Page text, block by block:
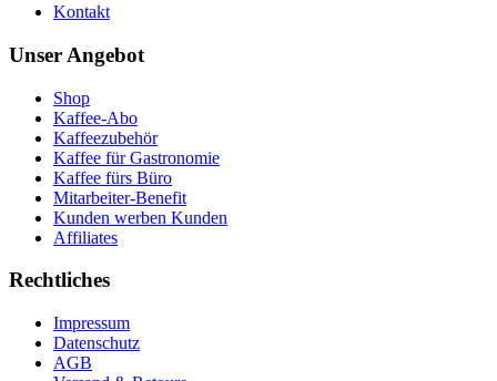
Kontakt
Unser Angebot
Shop
Kaffee-Abo
Kaffeezubehör
Kaffee für Gastronomie
Kaffee fürs Büro
Mitarbeiter-Benefit
Kunden werben Kunden
Affiliates
Rechtliches
Impressum
Datenschutz
AGB